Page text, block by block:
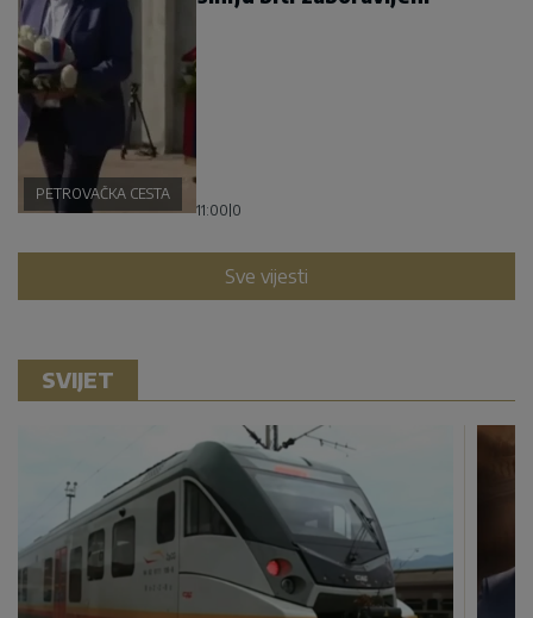
PETROVAČKA CESTA
11:00|0
Sve vijesti
SVIJET